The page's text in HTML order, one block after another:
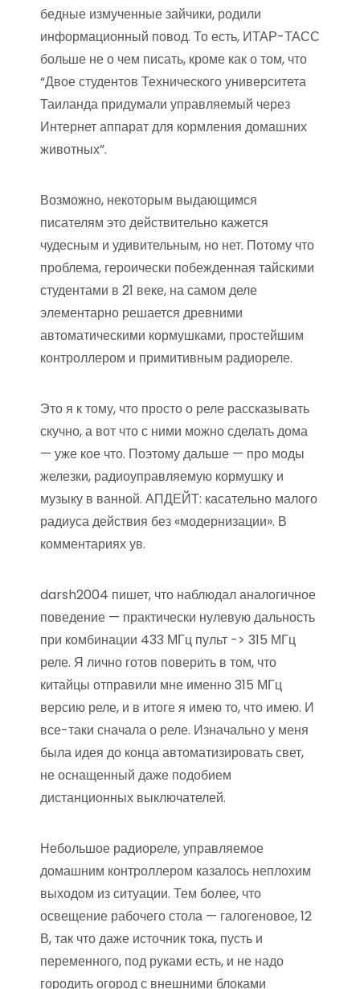
бедные измученные зайчики, родили
информационный повод. То есть, ИТАР-ТАСС
больше не о чем писать, кроме как о том, что
“Двое студентов Технического университета
Таиланда придумали управляемый через
Интернет аппарат для кормления домашних
животных”.
Возможно, некоторым выдающимся
писателям это действительно кажется
чудесным и удивительным, но нет. Потому что
проблема, героически побежденная тайскими
студентами в 21 веке, на самом деле
элементарно решается древними
автоматическими кормушками, простейшим
контроллером и примитивным радиореле.
Это я к тому, что просто о реле рассказывать
скучно, а вот что с ними можно сделать дома
— уже кое что. Поэтому дальше — про моды
железки, радиоуправляемую кормушку и
музыку в ванной. АПДЕЙТ: касательно малого
радиуса действия без «модернизации». В
комментариях ув.
darsh2004 пишет, что наблюдал аналогичное
поведение — практически нулевую дальность
при комбинации 433 МГц пульт -> 315 МГц
реле. Я лично готов поверить в том, что
китайцы отправили мне именно 315 МГц
версию реле, и в итоге я имею то, что имею. И
все-таки сначала о реле. Изначально у меня
была идея до конца автоматизировать свет,
не оснащенный даже подобием
дистанционных выключателей.
Небольшое радиореле, управляемое
домашним контроллером казалось неплохим
выходом из ситуации. Тем более, что
освещение рабочего стола — галогеновое, 12
В, так что даже источник тока, пусть и
переменного, под руками есть, и не надо
городить огород с внешними блоками